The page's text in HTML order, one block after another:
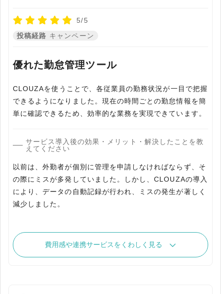
5/5
投稿経路 キャンペーン
優れた勤怠管理ツール
CLOUZAを使うことで、各従業員の勤務状況が一目で把握
できるようになりました。現在の時間ごとの勤怠情報を簡
単に確認できるため、効率的な業務を実現できています。
サービス導入後の効果・メリット・解決したことを教
えてください
以前は、外勤者が個別に管理を申請しなければならず、そ
の際にミスが多発していました。しかし、CLOUZAの導入
により、データの自動記録が行われ、ミスの発生が著しく
減少しました。
費用感や連携サービスをくわしく見る